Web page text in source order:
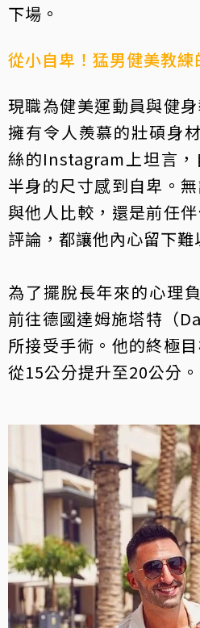
下場。
從小自卑！猛男健美教練
現職為健美運動員與健
擁有令人羨慕的壯碩身
絲的Instagram上坦言
半身的尺寸感到自卑。
與他人比較，還是前任
評論，都讓他內心留下難
為了擺脫長年來的心理
前往德國達姆施塔特（
所接受手術。他的終極
從15公分提升至20公分。